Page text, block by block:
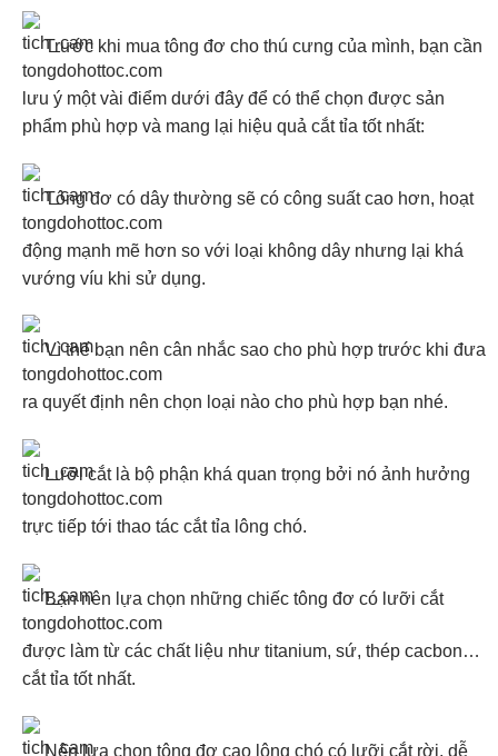
Trước khi mua tông đơ cho thú cưng của mình, bạn cần
lưu ý một vài điểm dưới đây để có thể chọn được sản
phẩm phù hợp và mang lại hiệu quả cắt tỉa tốt nhất:
Tông đơ có dây thường sẽ có công suất cao hơn, hoạt
động mạnh mẽ hơn so với loại không dây nhưng lại khá
vướng víu khi sử dụng.
Vì thế bạn nên cân nhắc sao cho phù hợp trước khi đưa
ra quyết định nên chọn loại nào cho phù hợp bạn nhé.
Lưỡi cắt là bộ phận khá quan trọng bởi nó ảnh hưởng
trực tiếp tới thao tác cắt tỉa lông chó.
Bạn nên lựa chọn những chiếc tông đơ có lưỡi cắt
được làm từ các chất liệu như titanium, sứ, thép cacbon…
cắt tỉa tốt nhất.
Nên lựa chọn tông đơ cạo lông chó có lưỡi cắt rời, dễ